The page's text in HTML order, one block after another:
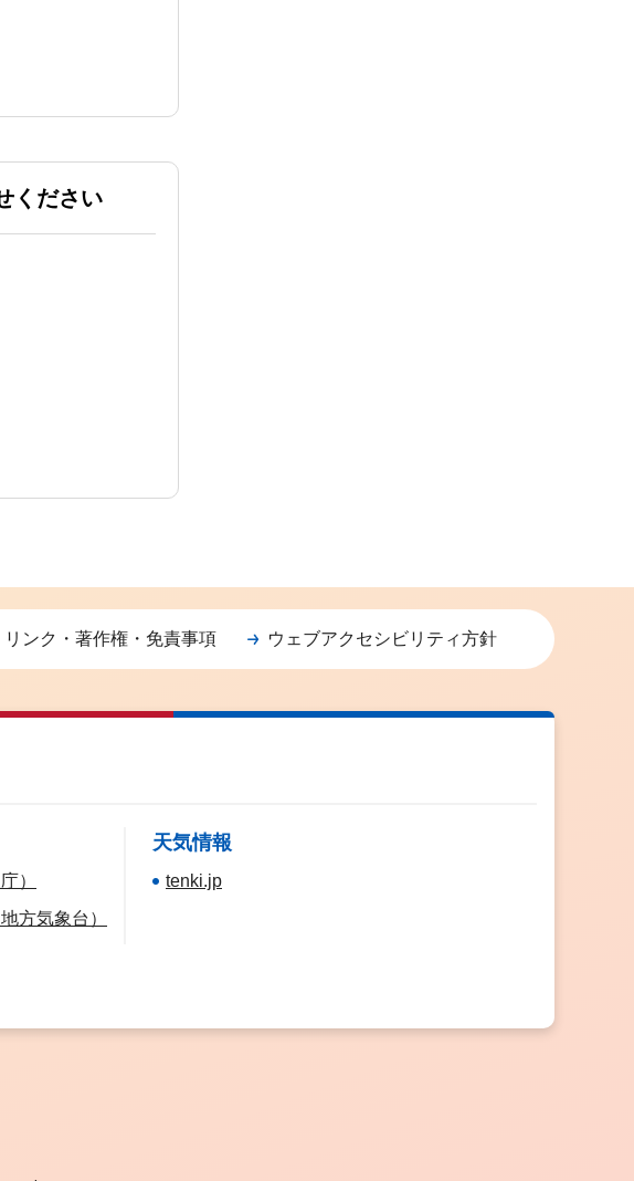
ください
リンク・著作権・免責事項 ウェブアクセシビリティ方針
）
方気象台）
天気情報
tenki.jp